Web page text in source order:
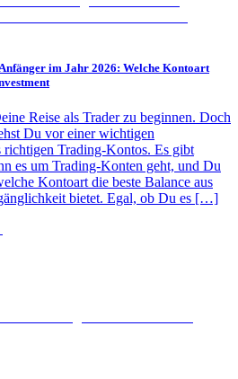
im Jahr 2026: Welche Kontoart
Reise als Trader zu beginnen. Doch
Du vor einer wichtigen
richtigen Trading-Kontos. Es gibt
es um Trading-Konten geht, und Du
Kontoart die beste Balance aus
bietet. Egal, ob Du es […]